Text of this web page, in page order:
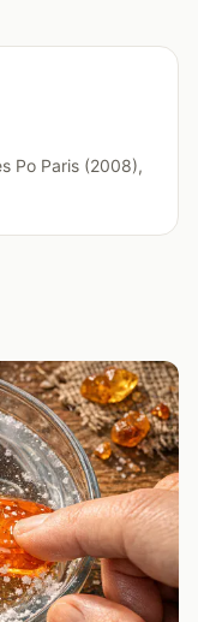
Po Paris (2008),